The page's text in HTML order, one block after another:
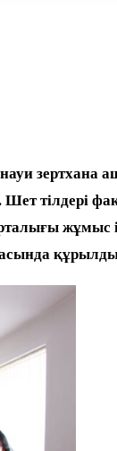
зертхана
тілдері
жұмыс